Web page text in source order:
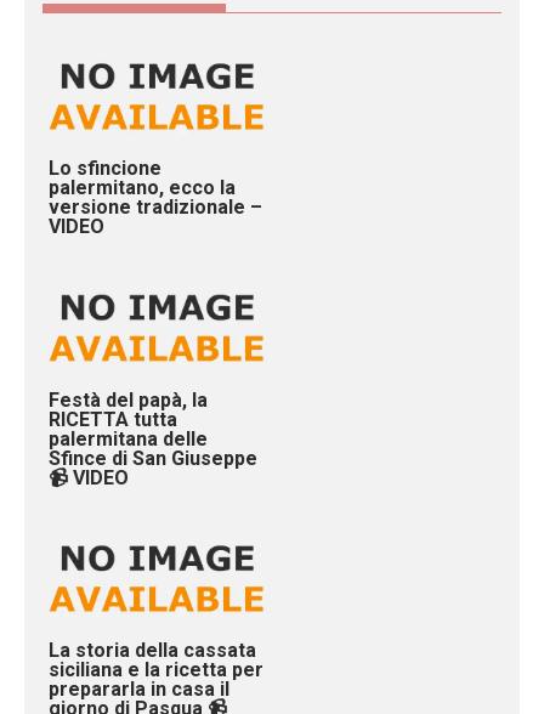
Lo sfincione
palermitano, ecco la
versione tradizionale –
VIDEO
Festà del papà, la
RICETTA tutta
palermitana delle
Sfince di San Giuseppe
📹 VIDEO
La storia della cassata
siciliana e la ricetta per
prepararla in casa il
giorno di Pasqua 📹